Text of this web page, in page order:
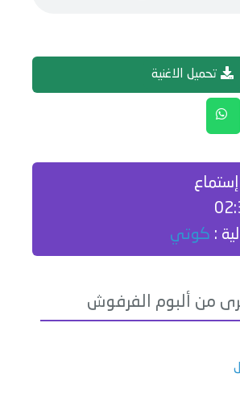
تحميل الاغنية
: كوتي
من ألبوم الفرفوش